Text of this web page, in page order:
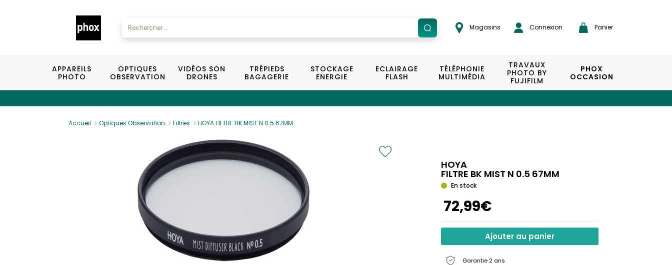
Magasins Connexion Panier
APPAREILS
PHOTO
OPTIQUES
OBSERVATION
VIDÉOS SON
DRONES
TRÉPIEDS
BAGAGERIE
STOCKAGE
ENERGIE
ECLAIRAGE
FLASH
TÉLÉPHONIE
MULTIMÉDIA
TRAVAUX
PHOTO BY
FUJIFILM
PHOX
OCCASION
Accueil Optiques Observation Filtres HOYA FILTRE BK MIST N 0.5 67MM
HOYA
FILTRE BK MIST N 0.5 67MM
En stock
72,99€
Ajouter au panier
Garantie 2 ans